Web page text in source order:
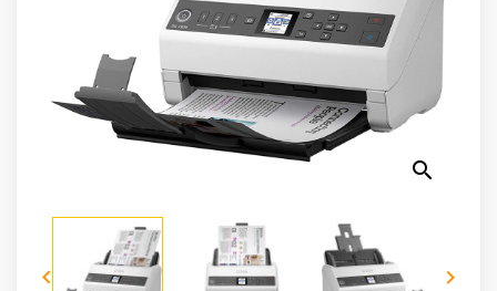
Electroménager
search
 